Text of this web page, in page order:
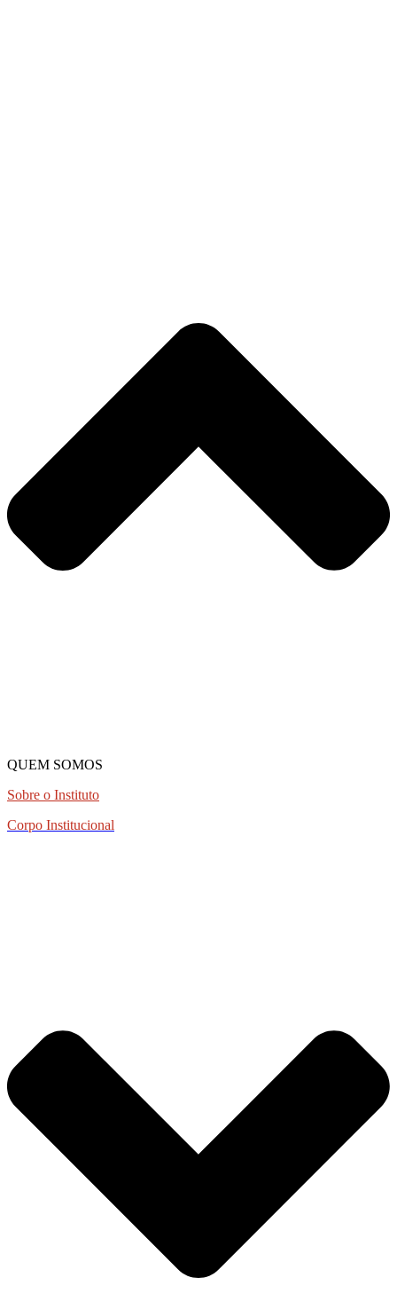
QUEM SOMOS
Sobre o Instituto
Corpo Institucional